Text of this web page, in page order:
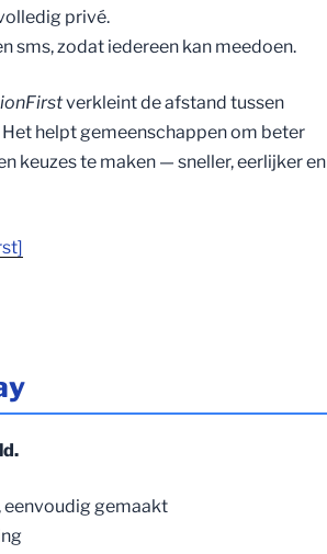
privé.
sms, zodat iedereen kan meedoen.
verkleint de afstand tussen
helpt gemeenschappen om beter
keuzes te maken — sneller, eerlijker en
gemaakt